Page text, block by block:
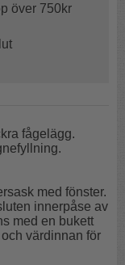
över 750kr
fågelägg.
med fönster.
innerpåse av
med en bukett
värdinnan för